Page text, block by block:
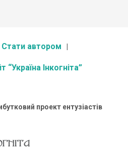
Стати автором
“Україна Інкогніта”
проект ентузіастів